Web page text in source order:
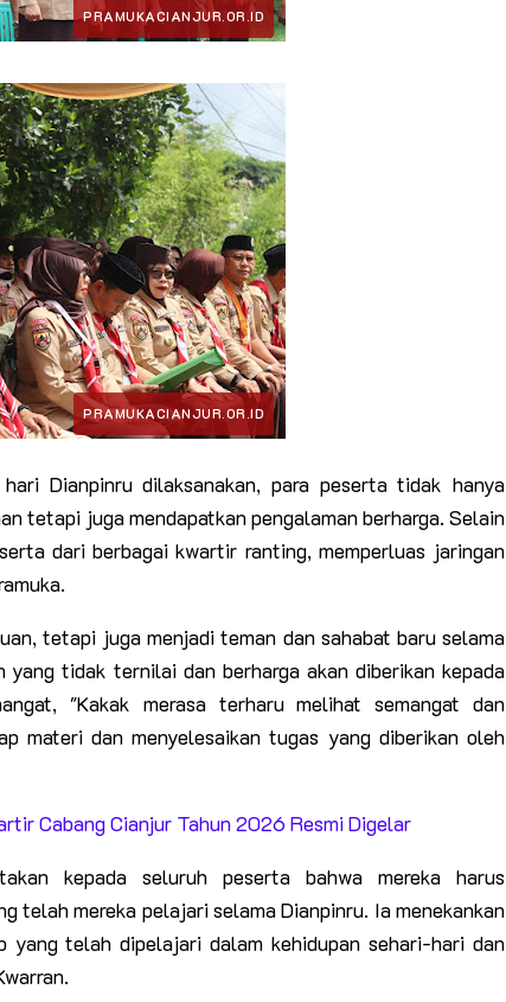
Dianpinru dilaksanakan, para peserta tidak hanya
tetapi juga mendapatkan pengalaman berharga. Selain
dari berbagai kwartir ranting, memperluas jaringan
tetapi juga menjadi teman dan sahabat baru selama
tidak ternilai dan berharga akan diberikan kepada
"Kakak merasa terharu melihat semangat dan
materi dan menyelesaikan tugas yang diberikan oleh
Cabang Cianjur Tahun 2026 Resmi Digelar
kepada seluruh peserta bahwa mereka harus
telah mereka pelajari selama Dianpinru. Ia menekankan
yang telah dipelajari dalam kehidupan sehari-hari dan